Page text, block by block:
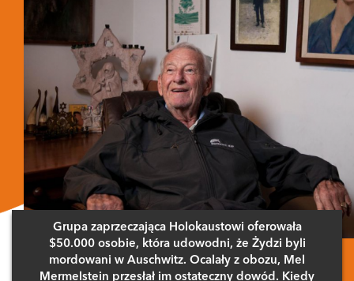
Grupa zaprzeczająca Holokaustowi oferowała
$50.000 osobie, która udowodni, że Żydzi byli
mordowani w Auschwitz. Ocalały z obozu, Mel
Mermelstein przesłał im ostateczny dowód. Kiedy